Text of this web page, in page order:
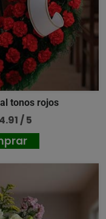
tonos rojos
4.91 / 5